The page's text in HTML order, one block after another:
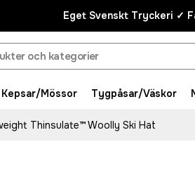
Eget Svenskt Tryckeri ✓
Kepsar/Mössor Tygpåsar/Väskor
Thinsulate™ Woolly Ski Hat